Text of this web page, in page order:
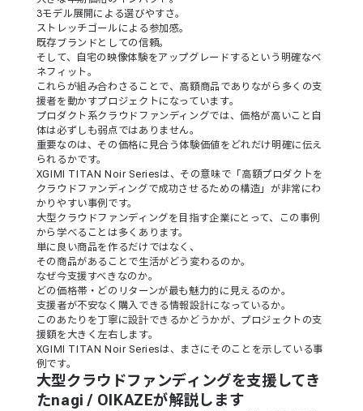
3モデル展開による選びやすさ。
ストレッチゴールによる参加感。
既存ブランドとしての信頼。
そして、自宅の映像体験をアップグレードするという明確なベ
ネフィット。
これらが組み合わさることで、高額商品でありながら多くの支
援者を動かすプロジェクトになっています。
プロダクト系クラウドファンディングでは、価格が高いこと自
体は必ずしも弱点ではありません。
重要なのは、その価格に見合う体験価値をどれだけ明確に伝え
られるかです。
XGIMI TITAN Noir Seriesは、その意味で「高額プロダクトを
クラウドファンディングで成功させるための構造」が非常にわ
かりやすい事例です。
大型クラウドファンディングを目指す企業にとって、この事例
から学べることは多くあります。
単に良い商品を作るだけではなく、
その商品があることで生活がどう変わるのか。
なぜ今支援すべきなのか。
どの価格帯・どのリターンが最も魅力的に見えるのか。
支援者が不安なく購入できる情報設計になっているか。
このあたりを丁寧に設計できるかどうかが、プロジェクトの支
援額を大きく左右します。
XGIMI TITAN Noir Seriesは、まさにそのことを示している事
例です。
大型クラウドファンディングを支援してき
たnagi / OIKAZEが解説します